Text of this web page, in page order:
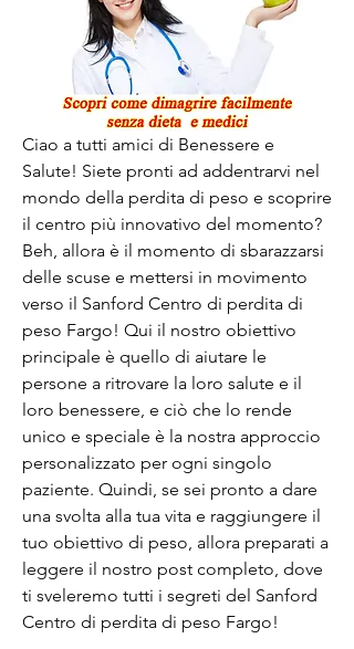
Ciao a tutti amici di Benessere e
Salute! Siete pronti ad addentrarvi nel
mondo della perdita di peso e scoprire
il centro più innovativo del momento?
Beh, allora è il momento di sbarazzarsi
delle scuse e mettersi in movimento
verso il Sanford Centro di perdita di
peso Fargo! Qui il nostro obiettivo
principale è quello di aiutare le
persone a ritrovare la loro salute e il
loro benessere, e ciò che lo rende
unico e speciale è la nostra approccio
personalizzato per ogni singolo
paziente. Quindi, se sei pronto a dare
una svolta alla tua vita e raggiungere il
tuo obiettivo di peso, allora preparati a
leggere il nostro post completo, dove
ti sveleremo tutti i segreti del Sanford
Centro di perdita di peso Fargo!